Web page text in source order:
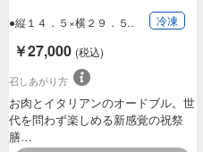
●縦１４．５×横２９．５
冷凍
￥27,000 (税込)
召しあがり方
お肉とイタリアンのオードブル。世
代を問わず楽しめる新感覚の祝祭
膳…